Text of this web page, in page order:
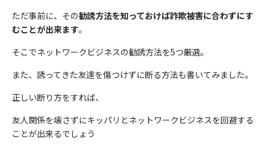
ただ事前に、その勧誘方法を知っておけば詐欺被害に合わずにす
むことが出来ます。
そこでネットワークビジネスの勧誘方法を5つ厳選。
また、誘ってきた友達を傷つけずに断る方法も書いてみました。
正しい断り方をすれば、
友人関係を壊さずにキッパリとネットワークビジネスを回避する
ことが出来るでしょう